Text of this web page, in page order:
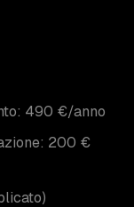
490 €/anno
200 €